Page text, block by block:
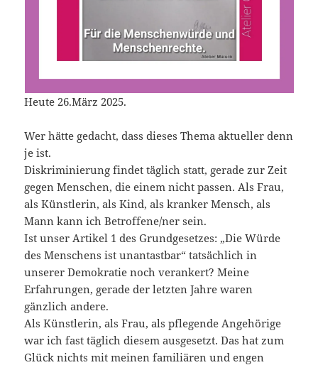
Heute 26.März 2025.
Wer hätte gedacht, dass dieses Thema aktueller denn
je ist.
Diskriminierung findet täglich statt, gerade zur Zeit
gegen Menschen, die einem nicht passen. Als Frau,
als Künstlerin, als Kind, als kranker Mensch, als
Mann kann ich Betroffene/ner sein.
Ist unser Artikel 1 des Grundgesetzes: „Die Würde
des Menschens ist unantastbar“ tatsächlich in
unserer Demokratie noch verankert? Meine
Erfahrungen, gerade der letzten Jahre waren
gänzlich andere.
Als Künstlerin, als Frau, als pflegende Angehörige
war ich fast täglich diesem ausgesetzt. Das hat zum
Glück nichts mit meinen familiären und engen